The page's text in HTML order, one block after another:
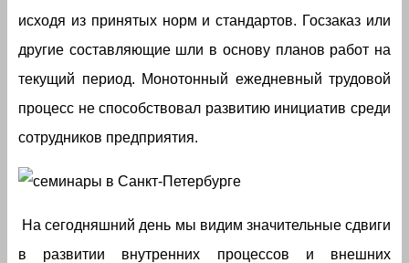
исходя из принятых норм и стандартов. Госзаказ или
другие составляющие шли в основу планов работ на
текущий период. Монотонный ежедневный трудовой
процесс не способствовал развитию инициатив среди
сотрудников предприятия.
На сегодняшний день мы видим значительные сдвиги
в развитии внутренних процессов и внешних